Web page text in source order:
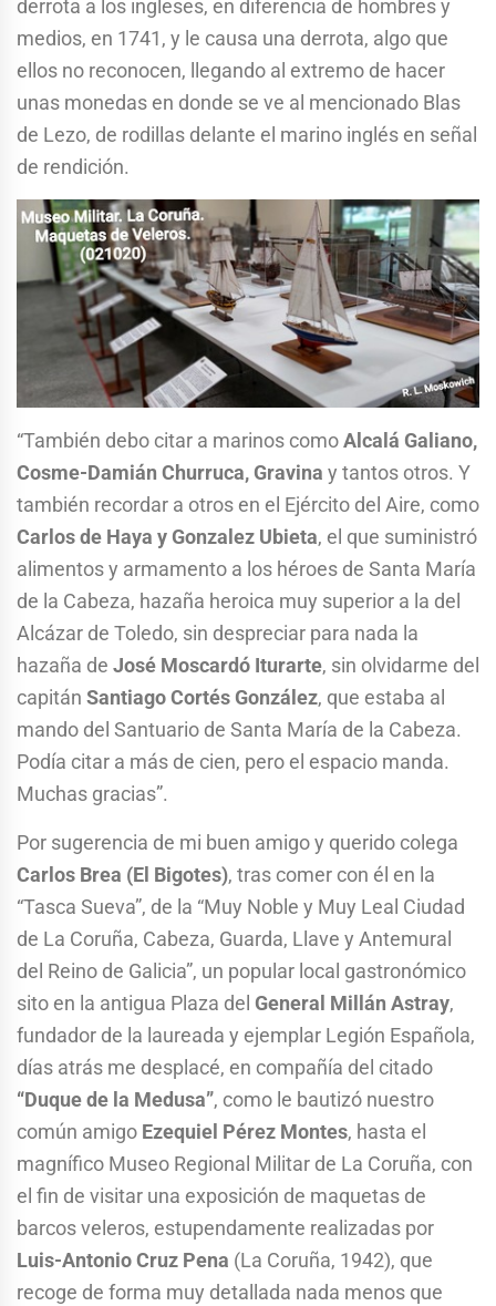
derrota a los ingleses, en diferencia de hombres y
medios, en 1741, y le causa una derrota, algo que
ellos no reconocen, llegando al extremo de hacer
unas monedas en donde se ve al mencionado Blas
de Lezo, de rodillas delante el marino inglés en señal
de rendición.
“También debo citar a marinos comoAlcalá Galiano,
Cosme-Damián Churruca, Gravina y tantos otros. Y
también recordar a otros en el Ejército del Aire, como
Carlos de Haya y Gonzalez Ubieta, el que suministró
alimentos y armamento a los héroes de Santa María
de la Cabeza, hazaña heroica muy superior a la del
Alcázar de Toledo, sin despreciar para nada la
hazaña de José Moscardó Iturarte, sin olvidarme del
capitán Santiago Cortés González, que estaba al
mando del Santuario de Santa María de la Cabeza.
Podía citar a más de cien, pero el espacio manda.
Muchas gracias”.
Por sugerencia de mi buen amigo y querido colega
Carlos Brea (El Bigotes), tras comer con él en la
“Tasca Sueva”, de la “Muy Noble y Muy Leal Ciudad
de La Coruña, Cabeza, Guarda, Llave y Antemural
del Reino de Galicia”, un popular local gastronómico
sito en la antigua Plaza del General Millán Astray,
fundador de la laureada y ejemplar Legión Española,
días atrás me desplacé, en compañía del citado
“Duque de la Medusa”, como le bautizó nuestro
común amigo Ezequiel Pérez Montes, hasta el
magnífico Museo Regional Militar de La Coruña, con
el fin de visitar una exposición de maquetas de
barcos veleros, estupendamente realizadas por
Luis-Antonio Cruz Pena (La Coruña, 1942), que
recoge de forma muy detallada nada menos que